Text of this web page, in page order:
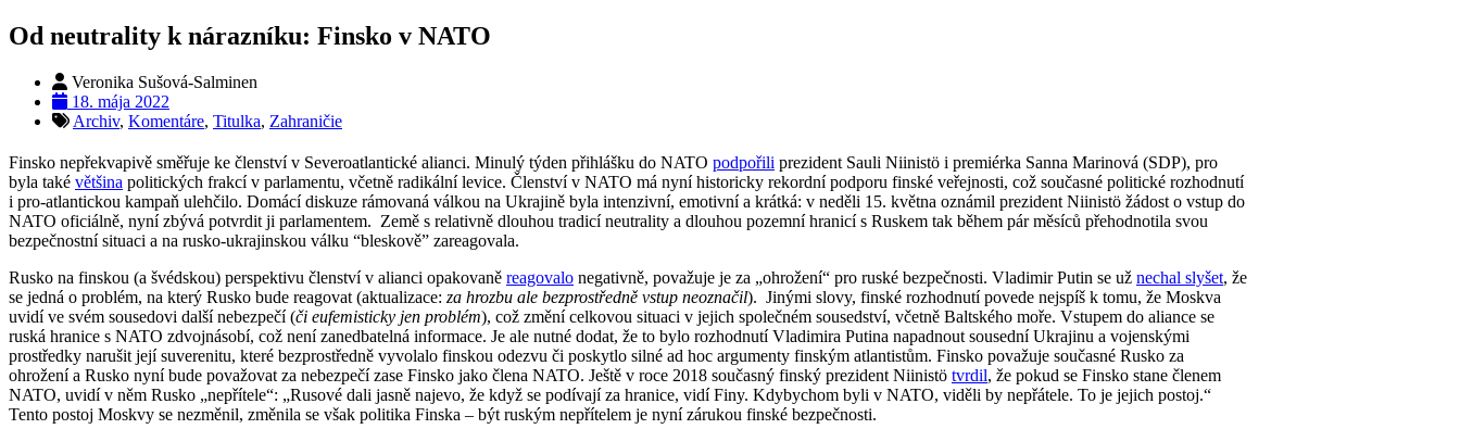
Od neutrality k nárazníku: Finsko v NATO
Veronika Sušová-Salminen
18. mája 2022
Archiv, Komentáre, Titulka, Zahraničie
Finsko nepřekvapivě směřuje ke členství v Severoatlantické alianci. Minulý týden přihlášku do NATO podpořili prezident Sauli Niinistö i premiérka Sanna Marinová (SDP), pro
byla také většina politických frakcí v parlamentu, včetně radikální levice. Členství v NATO má nyní historicky rekordní podporu finské veřejnosti, což současné politické rozhodnutí
i pro-atlantickou kampaň ulehčilo. Domácí diskuze rámovaná válkou na Ukrajině byla intenzivní, emotivní a krátká: v neděli 15. května oznámil prezident Niinistö žádost o vstup do
NATO oficiálně, nyní zbývá potvrdit ji parlamentem. Země s relativně dlouhou tradicí neutrality a dlouhou pozemní hranicí s Ruskem tak během pár měsíců přehodnotila svou
bezpečnostní situaci a na rusko-ukrajinskou válku “bleskově” zareagovala.
Rusko na finskou (a švédskou) perspektivu členství v alianci opakovaně reagovalo negativně, považuje je za „ohrožení“ pro ruské bezpečnosti. Vladimir Putin se už nechal slyšet, že
se jedná o problém, na který Rusko bude reagovat (aktualizace: za hrozbu ale bezprostředně vstup neoznačil). Jinými slovy, finské rozhodnutí povede nejspíš k tomu, že Moskva
uvidí ve svém sousedovi další nebezpečí (či eufemisticky jen problém), což změní celkovou situaci v jejich společném sousedství, včetně Baltského moře. Vstupem do aliance se
ruská hranice s NATO zdvojnásobí, což není zanedbatelná informace. Je ale nutné dodat, že to bylo rozhodnutí Vladimira Putina napadnout sousední Ukrajinu a vojenskými
prostředky narušit její suverenitu, které bezprostředně vyvolalo finskou odezvu či poskytlo silné ad hoc argumenty finským atlantistům. Finsko považuje současné Rusko za
ohrožení a Rusko nyní bude považovat za nebezpečí zase Finsko jako člena NATO. Ještě v roce 2018 současný finský prezident Niinistö tvrdil, že pokud se Finsko stane členem
NATO, uvidí v něm Rusko „nepřítele“: „Rusové dali jasně najevo, že když se podívají za hranice, vidí Finy. Kdybychom byli v NATO, viděli by nepřátele. To je jejich postoj.“
Tento postoj Moskvy se nezměnil, změnila se však politika Finska – být ruským nepřítelem je nyní zárukou finské bezpečnosti.